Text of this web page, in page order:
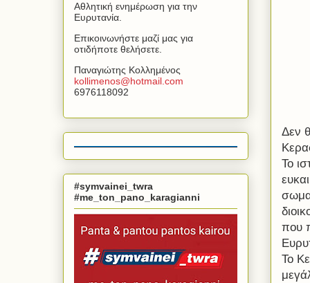
Δεν
Το
που
Το
Αθλητική ενημέρωση για την
Ευρυτανία.
Επικοινωνήστε μαζί μας για
οτιδήποτε θελήσετε.
Παναγιώτης Κολλημένος
kollimenos@hotmail com
6976118092
#symvainei_twra
#me_ton_pano_karagianni